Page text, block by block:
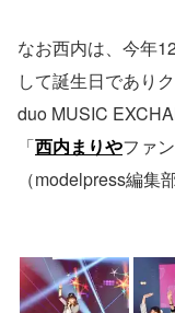
なお西内は、今年
して誕生日であり
duo MUSIC
「西内まりやファ
（modelpress編集部